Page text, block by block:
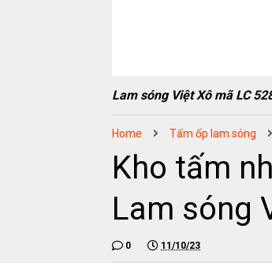
Lam sóng Việt Xô mã LC
Home Tấm ốp lam sóng
Kho tấm
Lam sóng
0 11/10/23